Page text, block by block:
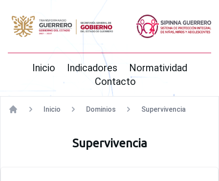
SIPINNA
Inicio Indicadores
Normatividad
Contacto
Inicio Dominios Supervivencia
Supervivencia